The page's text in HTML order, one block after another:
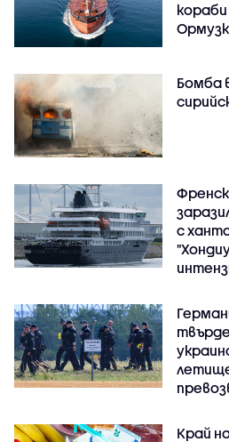
Бомба
с
Край